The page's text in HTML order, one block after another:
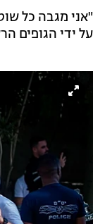
"אני מגבה כל
על ידי הגופים